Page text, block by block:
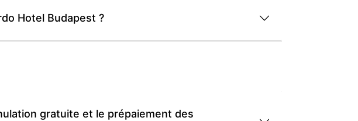
Hotel Budapest ?
gratuite et le prépaiement des